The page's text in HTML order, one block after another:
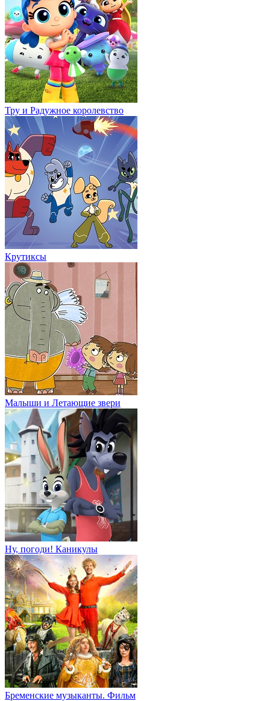
Тру и Радужное королевство
Крутиксы
Малыши и Летающие звери
Ну, погоди! Каникулы
Бременские музыканты. Фильм